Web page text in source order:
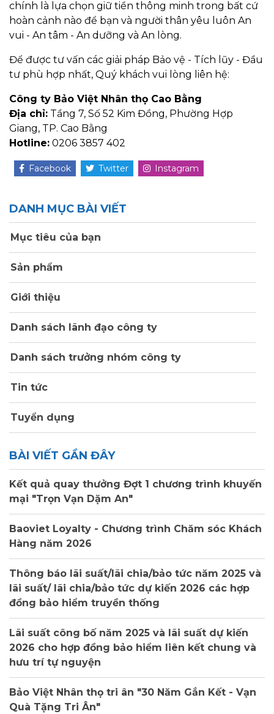
chính là lựa chọn giữ tiền thông minh trong bất cứ
hoàn cảnh nào để bạn và người thân yêu luôn An
vui - An tâm - An dưỡng và An lòng.
Để được tư vấn các giải pháp Bảo vệ - Tích lũy - Đầu
tư phù hợp nhất, Quý khách vui lòng liên hệ:
Công ty Bảo Việt Nhân thọ Cao Bằng
Địa chỉ: Tầng 7, Số 52 Kim Đồng, Phường Hợp
Giang, TP. Cao Bằng
Hotline: 0206 3857 402
Facebook Twitter Instagram
DANH MỤC BÀI VIẾT
Mục tiêu của bạn
Sản phẩm
Giới thiệu
Danh sách lãnh đạo công ty
Danh sách trưởng nhóm công ty
Tin tức
Tuyển dụng
BÀI VIẾT GẦN ĐÂY
Kết quả quay thưởng Đợt 1 chương trình khuyến
mại "Trọn Vạn Dặm An"
Baoviet Loyalty - Chương trình Chăm sóc Khách
Hàng năm 2026
Thông báo lãi suất/lãi chia/bảo tức năm 2025 và
lãi suất/ lãi chia/bảo tức dự kiến 2026 các hợp
đồng bảo hiểm truyền thống
Lãi suất công bố năm 2025 và lãi suất dự kiến
2026 cho hợp đồng bảo hiểm liên kết chung và
hưu trí tự nguyện
Bảo Việt Nhân thọ tri ân "30 Năm Gắn Kết - Vạn
Quà Tặng Tri Ân"